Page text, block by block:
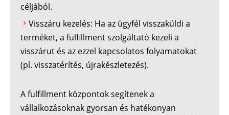
céljából.
Visszáru kezelés: Ha az ügyfél visszaküldi a
terméket, a fulfillment szolgáltató kezeli a
visszárut és az ezzel kapcsolatos folyamatokat
(pl. visszatérítés, újrakészletezés).
A fulfillment központok segítenek a
vállalkozásoknak gyorsan és hatékonyan